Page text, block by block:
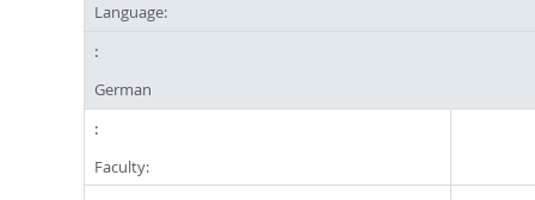
Language:
German
Faculty: